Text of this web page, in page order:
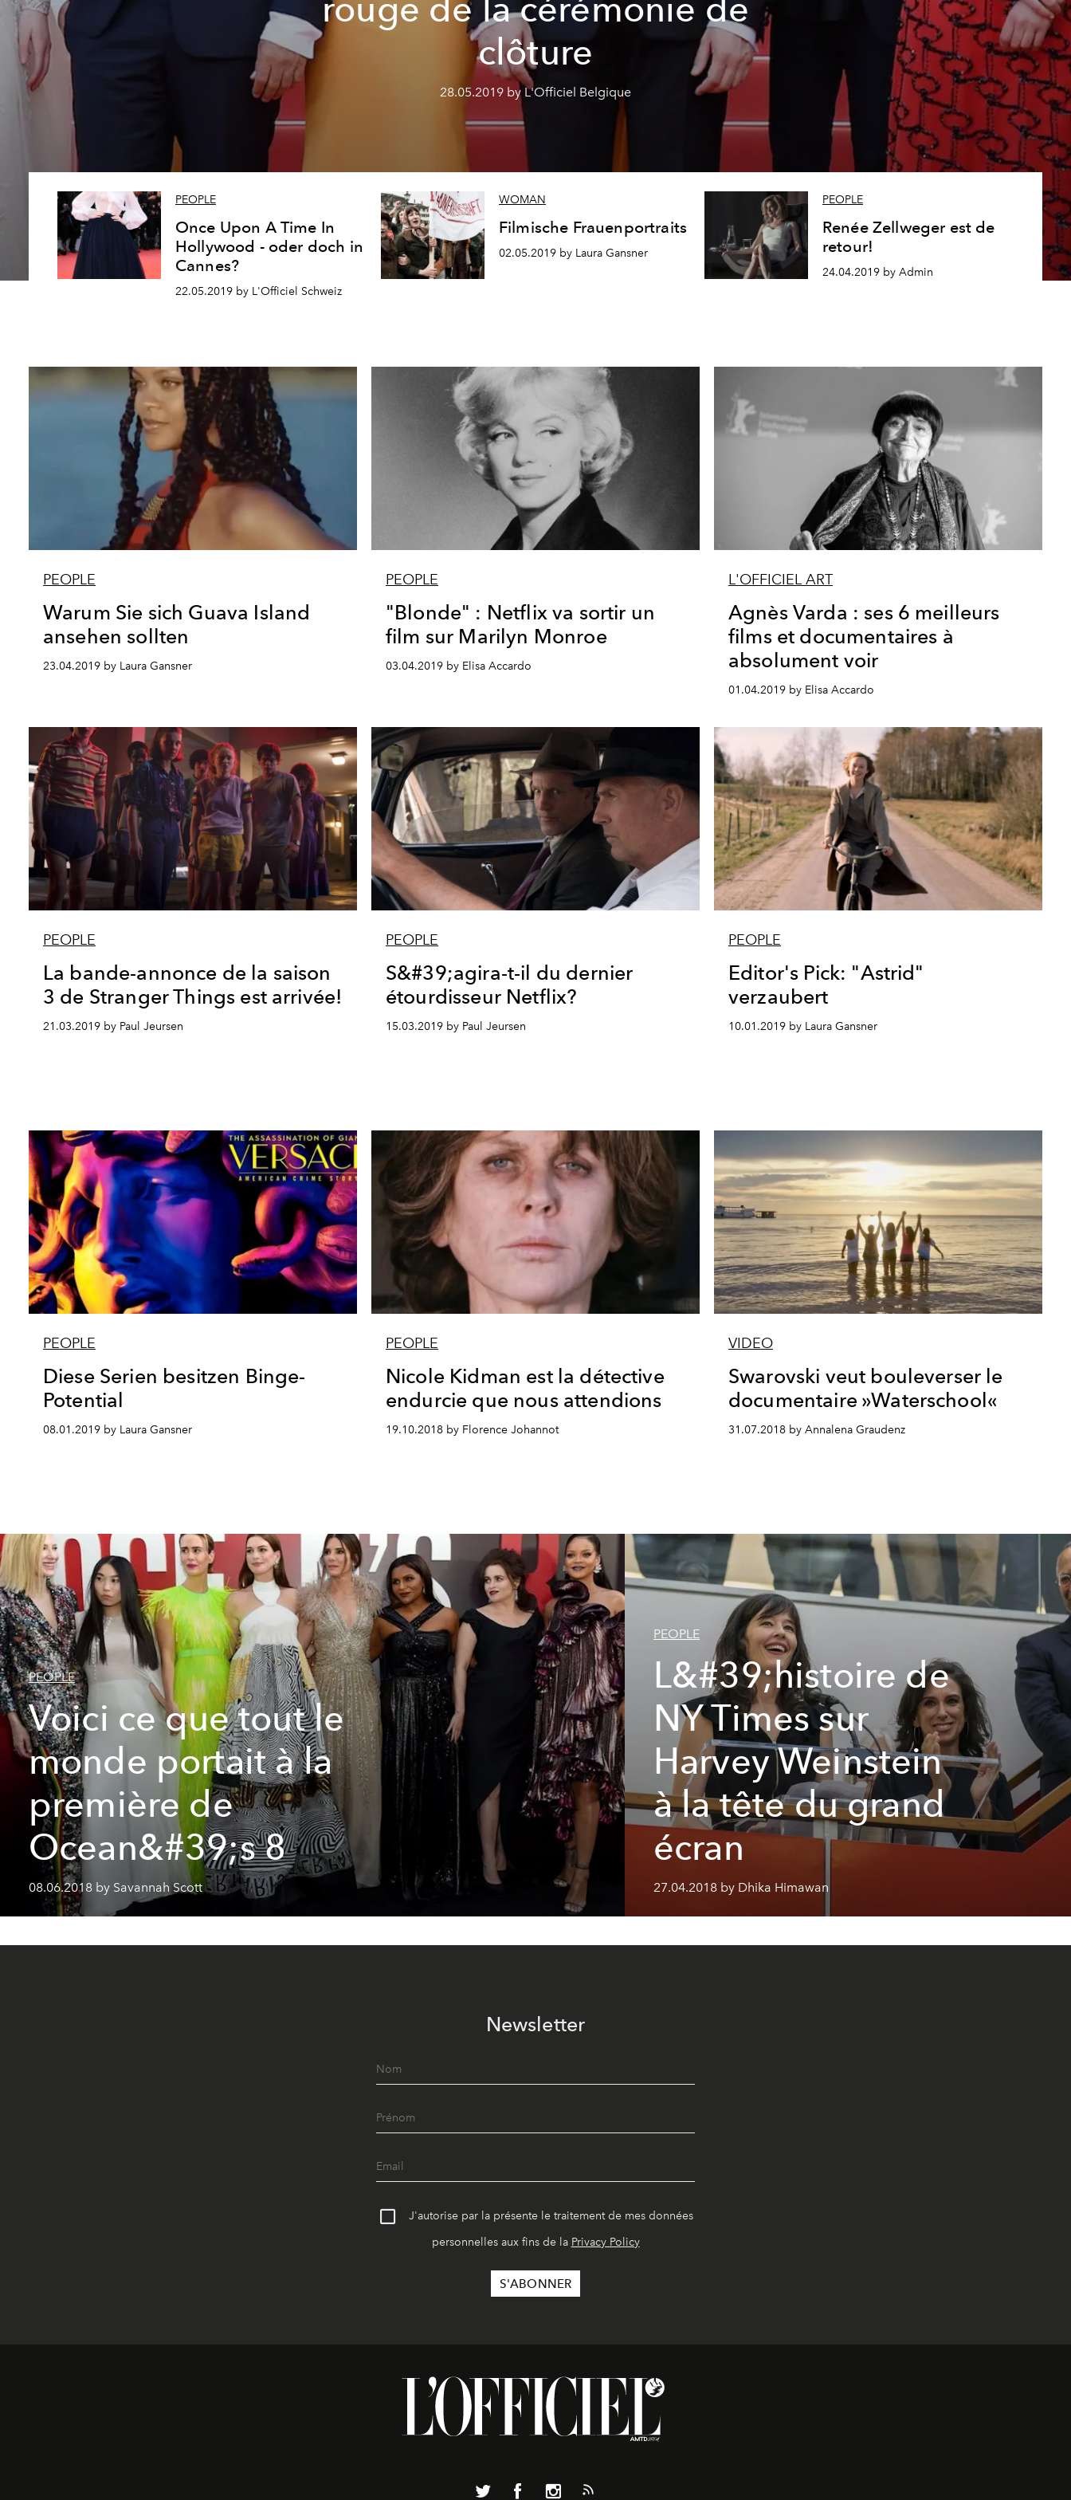
rouge de la cérémonie de
clôture
28.05.2019 by L'Officiel Belgique
PEOPLE
Once Upon A Time In
Hollywood - oder doch in
Cannes?
22.05.2019 by L'Officiel Schweiz
WOMAN
Filmische Frauenportraits
02.05.2019 by Laura Gansner
PEOPLE
Renée Zellweger est de
retour!
24.04.2019 by Admin
PEOPLE
Warum Sie sich Guava Island
ansehen sollten
23.04.2019 by Laura Gansner
PEOPLE
"Blonde" : Netflix va sortir un
film sur Marilyn Monroe
03.04.2019 by Elisa Accardo
L'OFFICIEL ART
Agnès Varda : ses 6 meilleurs
films et documentaires à
absolument voir
01.04.2019 by Elisa Accardo
PEOPLE
La bande-annonce de la saison
3 de Stranger Things est arrivée!
21.03.2019 by Paul Jeursen
PEOPLE
S&#39;agira-t-il du dernier
étourdisseur Netflix?
15.03.2019 by Paul Jeursen
PEOPLE
Editor's Pick: "Astrid"
verzaubert
10.01.2019 by Laura Gansner
PEOPLE
Diese Serien besitzen Binge-
Potential
08.01.2019 by Laura Gansner
PEOPLE
Nicole Kidman est la détective
endurcie que nous attendions
19.10.2018 by Florence Johannot
VIDEO
Swarovski veut bouleverser le
documentaire »Waterschool«
31.07.2018 by Annalena Graudenz
PEOPLE
Voici ce que tout le
monde portait à la
première de
Ocean&#39;s 8
08.06.2018 by Savannah Scott
PEOPLE
L&#39;histoire de
NY Times sur
Harvey Weinstein
à la tête du grand
écran
27.04.2018 by Dhika Himawan
Newsletter
J'autorise par la présente le traitement de mes données
personnelles aux fins de la Privacy Policy